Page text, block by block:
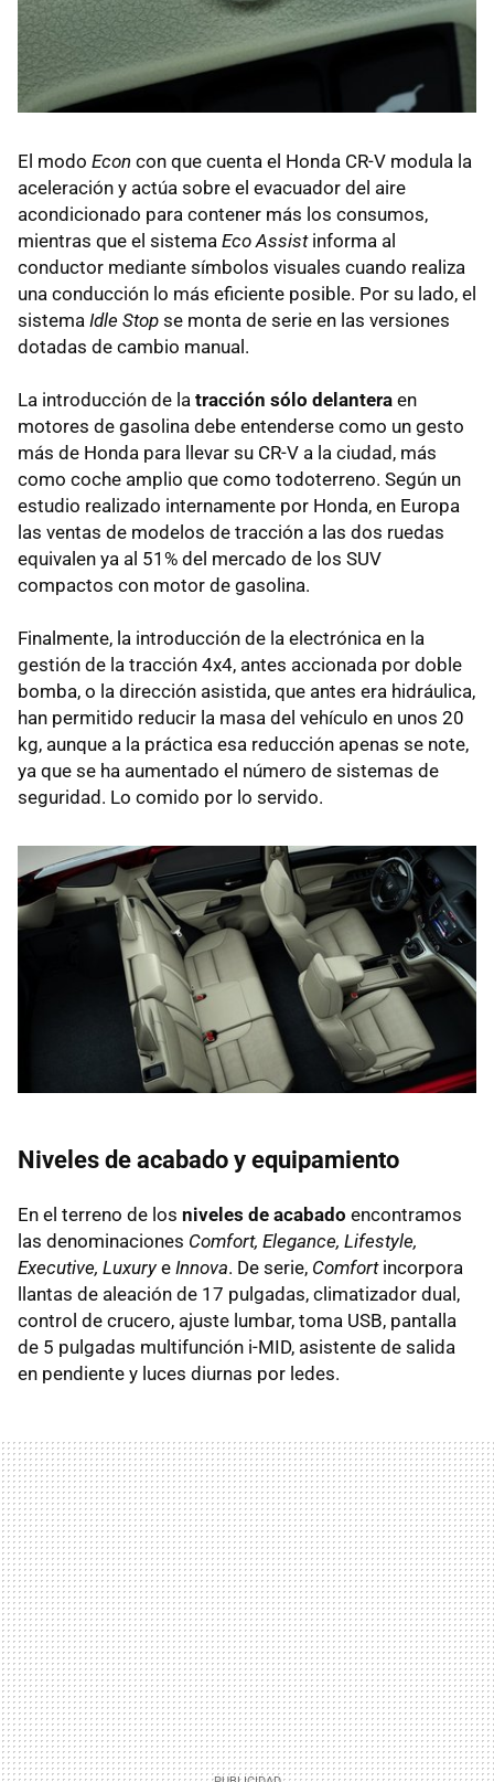
El modo Econ con que cuenta el Honda CR-V modula la
aceleración y actúa sobre el evacuador del aire
acondicionado para contener más los consumos,
mientras que el sistema Eco Assistinforma al
conductor mediante símbolos visuales cuando realiza
una conducción lo más eficiente posible. Por su lado, el
sistema Idle Stop se monta de serie en las versiones
dotadas de cambio manual.
La introducción de la tracción sólo delantera en
motores de gasolina debe entenderse como un gesto
más de Honda para llevar su CR-V a la ciudad, más
como coche amplio que como todoterreno. Según un
estudio realizado internamente por Honda, en Europa
las ventas de modelos de tracción a las dos ruedas
equivalen ya al 51% del mercado de los SUV
compactos con motor de gasolina.
Finalmente, la introducción de la electrónica en la
gestión de la tracción 4x4, antes accionada por doble
bomba, o la dirección asistida, que antes era hidráulica,
han permitido reducir la masa del vehículo en unos 20
kg, aunque a la práctica esa reducción apenas se note,
ya que se ha aumentado el número de sistemas de
seguridad. Lo comido por lo servido.
Niveles de acabado y equipamiento
En el terreno de los niveles de acabado encontramos
las denominaciones Comfort, Elegance, Lifestyle,
Executive, Luxurye Innova. De serie, Comfortincorpora
llantas de aleación de 17 pulgadas, climatizador dual,
control de crucero, ajuste lumbar, toma USB, pantalla
de 5 pulgadas multifunción i-MID, asistente de salida
en pendiente y luces diurnas por ledes.